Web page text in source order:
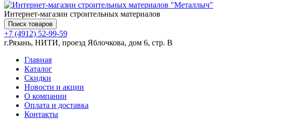
Интернет-магазин строительных материалов
Поиск товаров
+7 (4912) 52-99-59
г.Рязань, НИТИ, проезд Яблочкова, дом 6, стр. В
Главная
Каталог
Скидки
Новости и акции
О компании
Оплата и доставка
Контакты